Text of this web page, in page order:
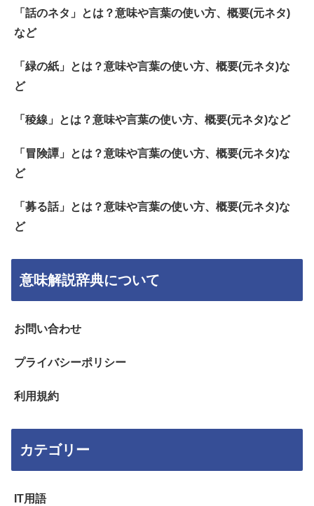
「話のネタ」とは？意味や言葉の使い方、概要(元ネタ)
など
「緑の紙」とは？意味や言葉の使い方、概要(元ネタ)な
ど
「稜線」とは？意味や言葉の使い方、概要(元ネタ)など
「冒険譚」とは？意味や言葉の使い方、概要(元ネタ)な
ど
「募る話」とは？意味や言葉の使い方、概要(元ネタ)な
ど
意味解説辞典について
お問い合わせ
プライバシーポリシー
利用規約
カテゴリー
IT用語